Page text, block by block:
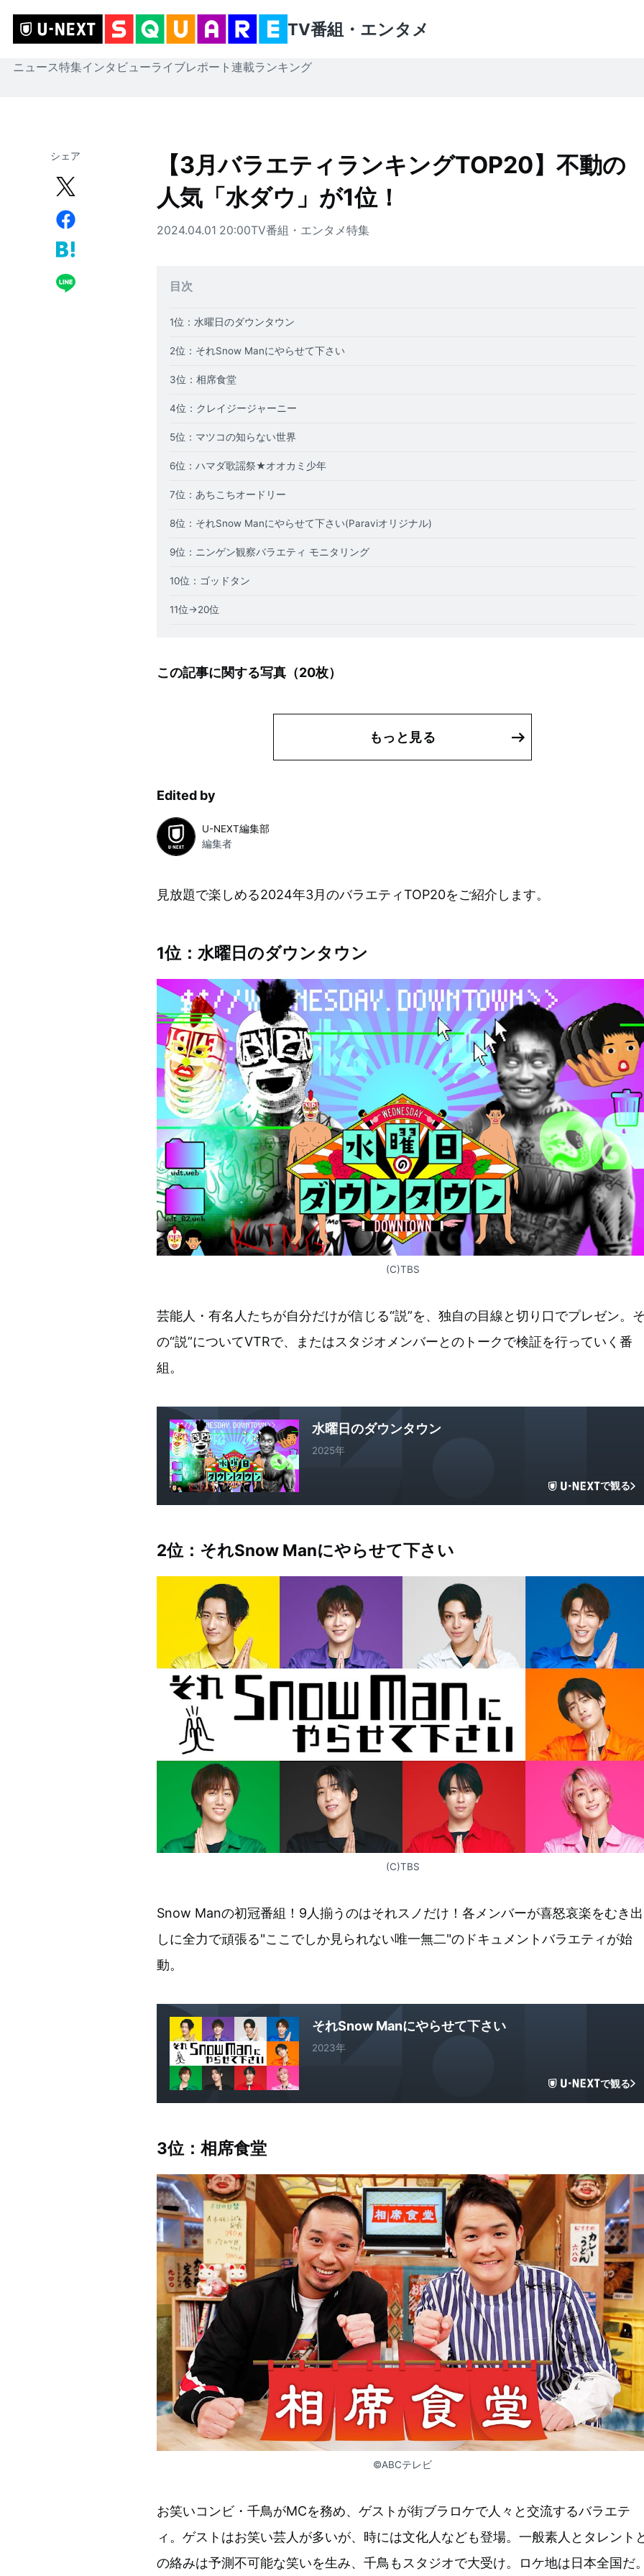
TV番組・エンタメ
ニュース特集インタビューライブレポート 連載ランキング
シェア
【3月バラエティランキングTOP20】不動の
人気「水ダウ」が1位！
2024.04.01 20:00TV番組・エンタメ特集
目次
1位：水曜日のダウンタウン
2位：それSnow Manにやらせて下さい
3位：相席食堂
4位：クレイジージャーニー
5位：マツコの知らない世界
6位： ハマダ歌謡祭★オオカミ少年
7位：あちこちオードリー
8位：それSnow Manにやらせて下さい(Paraviオリジナル)
9位：ニンゲン観察バラエティ モニタリング
10位：ゴッドタン
11位→20位
この記事に関する写真（20枚）
もっと見る
Edited by
U-NEXT編集部
編集者
見放題で楽しめる2024年3月のバラエティTOP20をご紹介します。
1位：水曜日のダウンタウン
(C)TBS
芸能人・有名人たちが自分だけが信じる“説”を、独自の目線と切り口でプレゼン。
の“説”についてVTRで、またはスタジオメンバーとのトークで検証を行っていく番
組。
水曜日のダウンタウン
2025年
で観る
2位：それSnow Manにやらせて下さい
(C)TBS
Snow Manの初冠番組！9人揃うのはそれスノだけ！各メンバーが喜怒哀楽をむき出
しに全力で頑張る"ここでしか見られない唯一無二"のドキュメントバラエティが始
動。
それSnow Manにやらせて下さい
2023年
で観る
3位：相席食堂
©ABCテレビ
お笑いコンビ・千鳥がMCを務め、ゲストが街ブラロケで人々と交流するバラエテ
ィ。ゲストはお笑い芸人が多いが、時には文化人なども登場。一般素人とタレント
の絡みは予測不可能な笑いを生み、千鳥もスタジオで大受け。ロケ地は日本全国だ